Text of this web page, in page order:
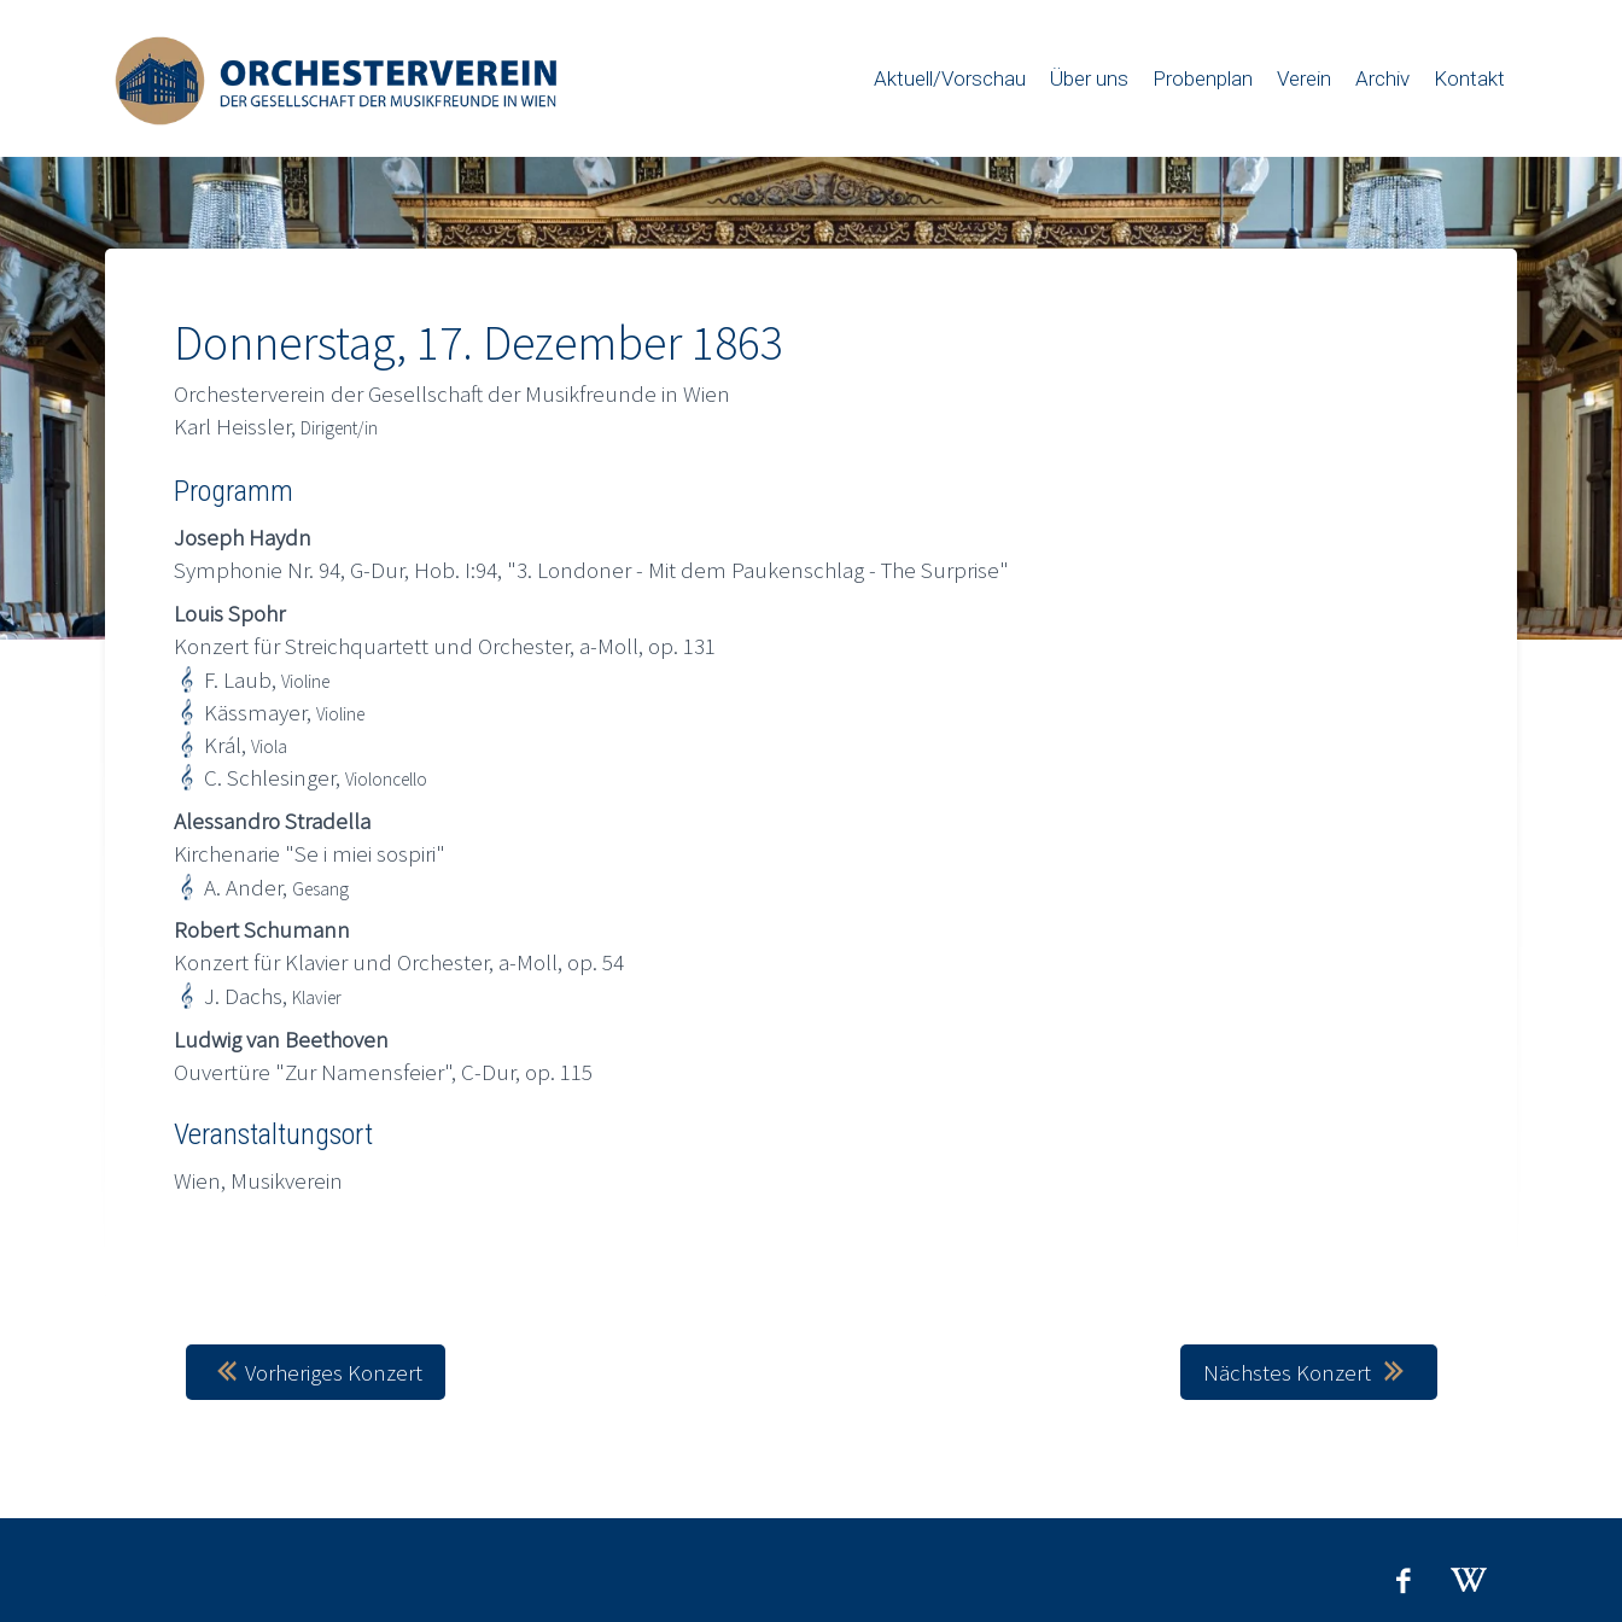
Aktuell/Vorschau Über uns Probenplan Verein Archiv Kontakt
Donnerstag, 17. Dezember 1863
Orchesterverein der Gesellschaft der Musikfreunde in Wien
Karl Heissler, Dirigent/in
Programm
Joseph Haydn
Symphonie Nr. 94, G-Dur, Hob. I:94, "3. Londoner - Mit dem Paukenschlag - The Surprise"
Louis Spohr
Konzert für Streichquartett und Orchester, a-Moll, op. 131
F. Laub, Violine
Kässmayer, Violine
Král, Viola
C. Schlesinger, Violoncello
Alessandro Stradella
Kirchenarie "Se i miei sospiri"
A. Ander, Gesang
Robert Schumann
Konzert für Klavier und Orchester, a-Moll, op. 54
J. Dachs, Klavier
Ludwig van Beethoven
Ouvertüre "Zur Namensfeier", C-Dur, op. 115
Veranstaltungsort
Wien, Musikverein
Vorheriges Konzert Nächstes Konzert